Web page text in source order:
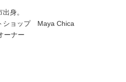
身。
ショップ Maya Chica
ーナー